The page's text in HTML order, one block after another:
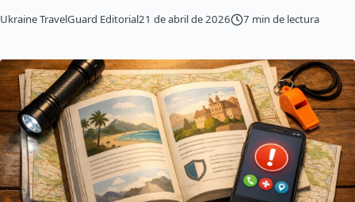
Ukraine TravelGuard Editorial21 de abril de 2026 7 min de lectura